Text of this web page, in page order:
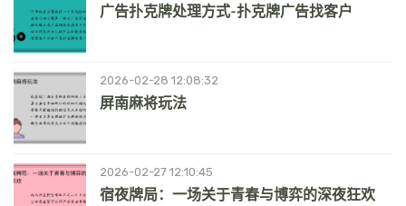
广告扑克牌处理方式-扑克牌广告找客户
2026-02-28 12:08:32
屏南麻将玩法
2026-02-27 12:10:45
宿夜牌局：一场关于青春与博弈的深夜狂欢